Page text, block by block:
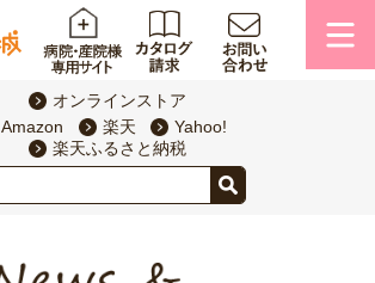
オンラインストア
Amazon
楽天
Yahoo!
楽天ふるさと納税